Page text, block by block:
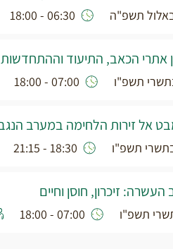
06:30 - 18:00
אתרי הכאב, התיעוד וההתחדשות
07:00 - 18:00
18:30 - 21:15
זיכרון, חוסן וחיים
07:00 - 18:00